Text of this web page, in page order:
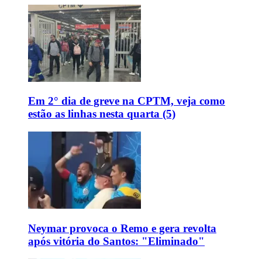
Em 2° dia de greve na CPTM, veja como
estão as linhas nesta quarta (5)
Neymar provoca o Remo e gera revolta
após vitória do Santos: "Eliminado"